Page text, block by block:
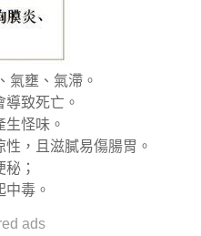
氣壅、氣滯。
致死亡。
怪味。
，且滋膩易傷腸胃。
；
毒。
ads